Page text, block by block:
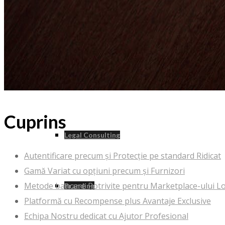
Legal Consulting
Branding
Cuprins
Autentificare precum și Protecție pe standard Ridicat
Gamă Variat cu opțiuni precum și Furnizori
Metode bancare Potrivite pentru Marketplace-ului
Platformă cu Recompense plus Avantaje Exclusive
Echipa Nostru dedicat cu Ajutor Profesional